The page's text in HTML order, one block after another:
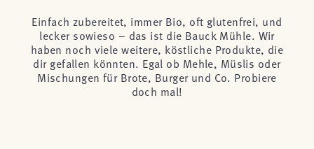
Einfach zubereitet, immer Bio, oft glutenfrei, und
lecker sowieso – das ist die Bauck Mühle. Wir
haben noch viele weitere, köstliche Produkte, die
dir gefallen könnten. Egal ob Mehle, Müslis oder
Mischungen für Brote, Burger und Co. Probiere
doch mal!